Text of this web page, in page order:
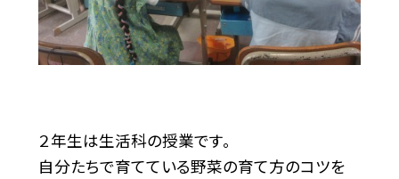
２年生は生活科の授業です。
自分たちで育てている野菜の育て方のコツを